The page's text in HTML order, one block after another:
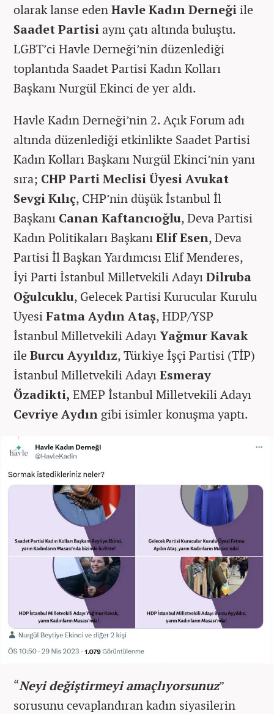
olarak lanse edenHavle Kadın Derneğiile
Saadet Partisiaynı çatı altında buluştu.
LGBT’ci Havle Derneği’nin düzenlediği
toplantıda Saadet Partisi Kadın Kolları
Başkanı Nurgül Ekinci de yer aldı.
Havle Kadın Derneği’nin 2. Açık Forum adı
altında düzenlediği etkinlikte Saadet Partisi
Kadın Kolları Başkanı Nurgül Ekinci’nin yanı
sıra; CHP Parti Meclisi Üyesi Avukat
Sevgi Kılıç, CHP’nin düşük İstanbul İl
Başkanı Canan Kaftancıoğlu, Deva Partisi
Kadın Politikaları BaşkanıElif Esen, Deva
Partisi İl Başkan Yardımcısı Elif Menderes,
İyi Parti İstanbul Milletvekili AdayıDilruba
Oğulcuklu, Gelecek Partisi Kurucular Kurulu
ÜyesiFatma Aydın Ataş, HDP/YSP
İstanbul Milletvekili AdayıYağmur Kavak
ile Burcu Ayyıldız, Türkiye İşçi Partisi (TİP)
İstanbul Milletvekili AdayıEsmeray
Özadikti, EMEP İstanbul Milletvekili Adayı
Cevriye Aydın gibi isimler konuşma yaptı.
“Neyi değiştirmeyi amaçlıyorsunuz”
sorusunu cevaplandıran kadın siyasilerin